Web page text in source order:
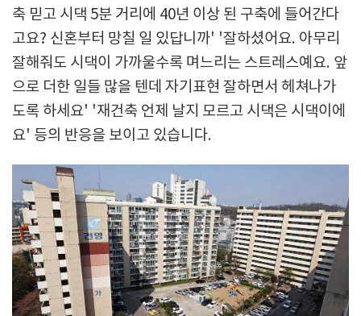
축 믿고 시댁 5분 거리에 40년 이상 된 구축에 들어간다
고요? 신혼부터 망칠 일 있답니까' '잘하셨어요. 아무리
잘해줘도 시댁이 가까울수록 며느리는 스트레스예요. 앞
으로 더한 일들 많을 텐데 자기표현 잘하면서 헤쳐나가
도록 하세요' '재건축 언제 날지 모르고 시댁은 시댁이에
요' 등의 반응을 보이고 있습니다.